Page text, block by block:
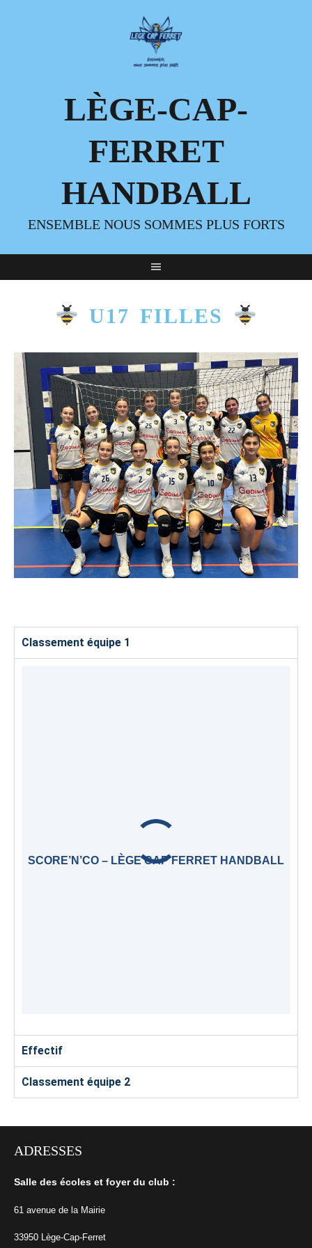
LÈGE-CAP-
FERRET
HANDBALL
ENSEMBLE NOUS SOMMES PLUS FORTS
U17 FILLES
Classement équipe 1
SCORE’N’CO – LÈGE CAP FERRET HANDBALL
Effectif
Classement équipe 2
ADRESSES
Salle des écoles et foyer du club :
61 avenue de la Mairie
33950 Lège-Cap-Ferret